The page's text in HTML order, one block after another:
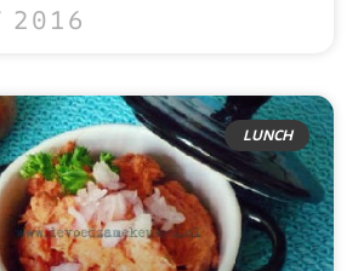
2016
LUNCH